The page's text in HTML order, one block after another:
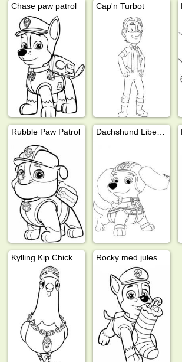
Chase paw patrol Cap'n Turbot
Rubble Paw Patrol